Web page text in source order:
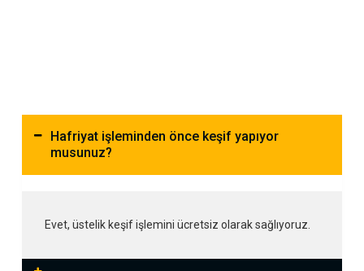
Hafriyat işleminden önce keşif yapıyor
musunuz?
Evet, üstelik keşif işlemini ücretsiz olarak sağlıyoruz.